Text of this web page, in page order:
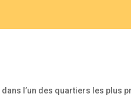
l’un des quartiers les